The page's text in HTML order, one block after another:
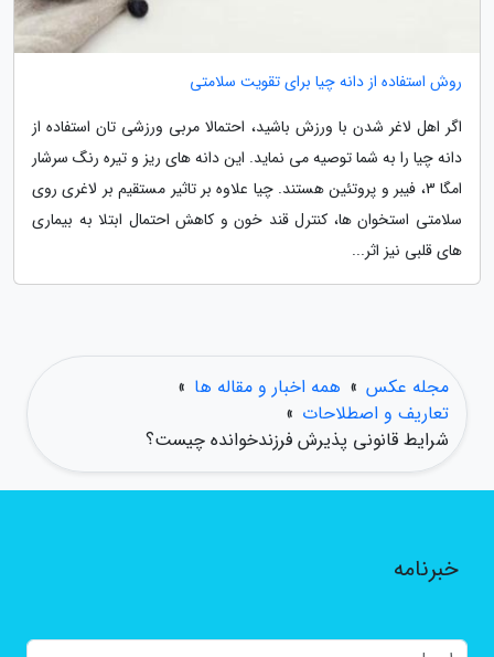
روش استفاده از دانه چیا برای تقویت سلامتی
اگر اهل لاغر شدن با ورزش باشید، احتمالا مربی ورزشی تان استفاده از
دانه چیا را به شما توصیه می نماید. این دانه های ریز و تیره رنگ سرشار
امگا 3، فیبر و پروتئین هستند. چیا علاوه بر تاثیر مستقیم بر لاغری روی
سلامتی استخوان ها، کنترل قند خون و کاهش احتمال ابتلا به بیماری
های قلبی نیز اثر...
مجله عکس » همه اخبار و مقاله ها »
تعاریف و اصطلاحات »
شرایط قانونی پذیرش فرزندخوانده چیست؟
خبرنامه